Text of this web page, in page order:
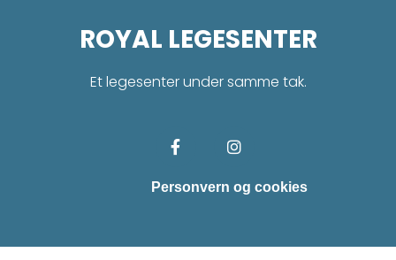
ROYAL LEGESENTER
Et legesenter under samme tak.
Personvern og cookies